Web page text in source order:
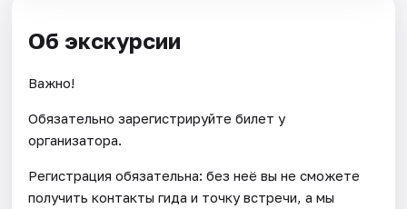
Об экскурсии
Важно!
Обязательно зарегистрируйте билет у
организатора.
Регистрация обязательна: без неё вы не сможете
получить контакты гида и точку встречи, а мы